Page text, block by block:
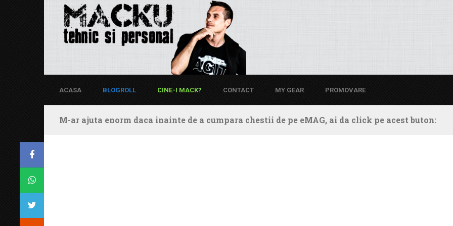
ACASA BLOGROLL CINE-I MACK? CONTACT MY GEAR PROMOVARE
M-ar ajuta enorm daca inainte de a cumpara chestii de pe eMAG, ai da click pe acest buton: